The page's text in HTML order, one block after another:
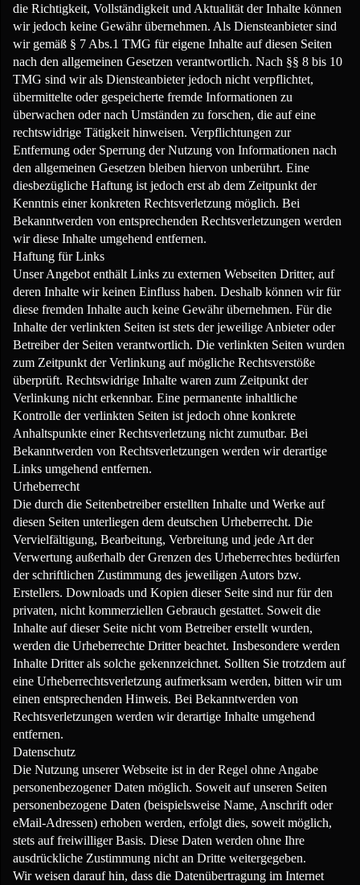
die Richtigkeit, Vollständigkeit und Aktualität der Inhalte können
wir jedoch keine Gewähr übernehmen. Als Diensteanbieter sind
wir gemäß § 7 Abs.1 TMG für eigene Inhalte auf diesen Seiten
nach den allgemeinen Gesetzen verantwortlich. Nach §§ 8 bis 10
TMG sind wir als Diensteanbieter jedoch nicht verpflichtet,
übermittelte oder gespeicherte fremde Informationen zu
überwachen oder nach Umständen zu forschen, die auf eine
rechtswidrige Tätigkeit hinweisen. Verpflichtungen zur
Entfernung oder Sperrung der Nutzung von Informationen nach
den allgemeinen Gesetzen bleiben hiervon unberührt. Eine
diesbezügliche Haftung ist jedoch erst ab dem Zeitpunkt der
Kenntnis einer konkreten Rechtsverletzung möglich. Bei
Bekanntwerden von entsprechenden Rechtsverletzungen werden
wir diese Inhalte umgehend entfernen.
Haftung für Links
Unser Angebot enthält Links zu externen Webseiten Dritter, auf
deren Inhalte wir keinen Einfluss haben. Deshalb können wir für
diese fremden Inhalte auch keine Gewähr übernehmen. Für die
Inhalte der verlinkten Seiten ist stets der jeweilige Anbieter oder
Betreiber der Seiten verantwortlich. Die verlinkten Seiten wurden
zum Zeitpunkt der Verlinkung auf mögliche Rechtsverstöße
überprüft. Rechtswidrige Inhalte waren zum Zeitpunkt der
Verlinkung nicht erkennbar. Eine permanente inhaltliche
Kontrolle der verlinkten Seiten ist jedoch ohne konkrete
Anhaltspunkte einer Rechtsverletzung nicht zumutbar. Bei
Bekanntwerden von Rechtsverletzungen werden wir derartige
Links umgehend entfernen.
Urheberrecht
Die durch die Seitenbetreiber erstellten Inhalte und Werke auf
diesen Seiten unterliegen dem deutschen Urheberrecht. Die
Vervielfältigung, Bearbeitung, Verbreitung und jede Art der
Verwertung außerhalb der Grenzen des Urheberrechtes bedürfen
der schriftlichen Zustimmung des jeweiligen Autors bzw.
Erstellers. Downloads und Kopien dieser Seite sind nur für den
privaten, nicht kommerziellen Gebrauch gestattet. Soweit die
Inhalte auf dieser Seite nicht vom Betreiber erstellt wurden,
werden die Urheberrechte Dritter beachtet. Insbesondere werden
Inhalte Dritter als solche gekennzeichnet. Sollten Sie trotzdem auf
eine Urheberrechtsverletzung aufmerksam werden, bitten wir um
einen entsprechenden Hinweis. Bei Bekanntwerden von
Rechtsverletzungen werden wir derartige Inhalte umgehend
entfernen.
Datenschutz
Die Nutzung unserer Webseite ist in der Regel ohne Angabe
personenbezogener Daten möglich. Soweit auf unseren Seiten
personenbezogene Daten (beispielsweise Name, Anschrift oder
eMail-Adressen) erhoben werden, erfolgt dies, soweit möglich,
stets auf freiwilliger Basis. Diese Daten werden ohne Ihre
ausdrückliche Zustimmung nicht an Dritte weitergegeben.
Wir weisen darauf hin, dass die Datenübertragung im Internet